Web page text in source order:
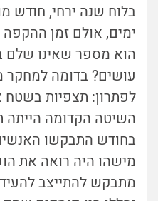
בלוח שנה ירחי,
ימים, אולם זמן
עושים? בדומה למחקר
לפתרון: תצפיות בשטח
בחודש התבקשו
מישהו היה רואה את
מתבקש להתייצב